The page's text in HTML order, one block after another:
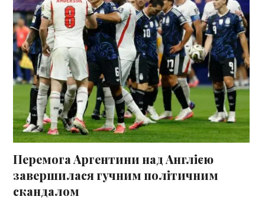
Перемога Аргентини над Англією
завершилася гучним політичним
скандалом